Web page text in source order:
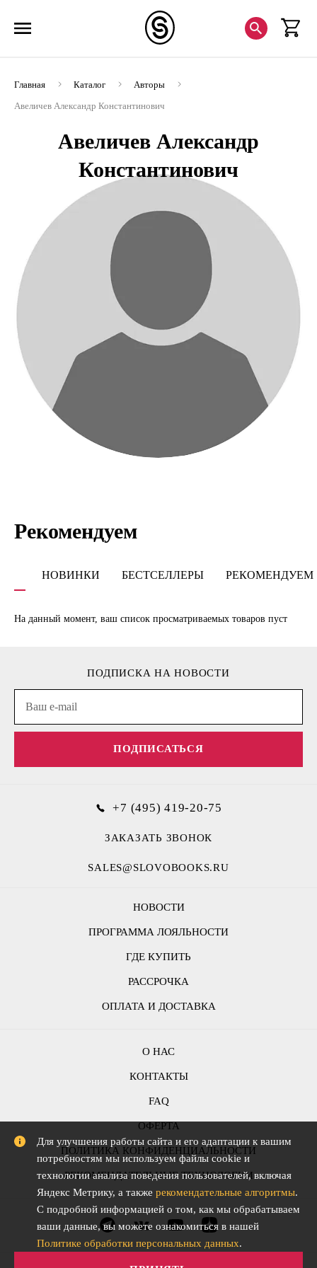
Главная Каталог
Авторы
Авеличев Александр Константинович
Авеличев Александр
Константинович
Рекомендуем
НОВИНКИ БЕСТСЕЛЛЕРЫ РЕКОМЕНДУЕМ
На данный момент, ваш список просматриваемых товаров пуст
НОВОСТИ
ПРОГРАММА ЛОЯЛЬНОСТИ
ГДЕ КУПИТЬ
РАССРОЧКА
ОПЛАТА И ДОСТАВКА
ПОДПИСКА НА НОВОСТИ
ПОДПИСАТЬСЯ
О НАС
КОНТАКТЫ
FAQ
ОФЕРТА
ПОЛИТИКА КОНФИДЕНЦИАЛЬНОСТИ
РЕКОМЕНДАТЕЛЬНЫЕ ТЕХНОЛОГИИ
+7 (495) 419-20-75
ЗАКАЗАТЬ ЗВОНОК
SALES@SLOVOBOOKS.RU
Для улучшения работы сайта и его адаптации к вашим
потребностям мы используем файлы cookie и
технологии анализа поведения пользователей, включая
Яндекс Метрику, а также рекомендательные алгоритмы.
С подробной информацией о том, как мы обрабатываем
ваши данные, вы можете ознакомиться в нашей
Политике обработки персональных данных.